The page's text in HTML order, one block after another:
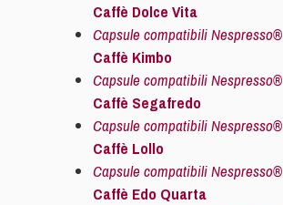
Caffè Dolce Vita
Capsule compatibili Nespresso®
Caffè Kimbo
Capsule compatibili Nespresso®
Caffè Segafredo
Capsule compatibili Nespresso®
Caffè Lollo
Capsule compatibili Nespresso®
Caffè Edo Quarta